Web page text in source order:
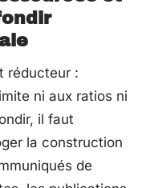
réducteur :
ni aux ratios ni
il faut
la construction
de